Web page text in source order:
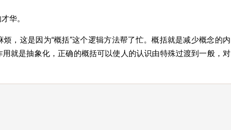
华。
，这是因为“概括”这个逻辑方法帮了忙。概括就是减少概念的内
就是抽象化，正确的概括可以使人的认识由特殊过渡到一般，对